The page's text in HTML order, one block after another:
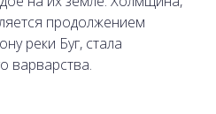
продолжением
реки Буг, стала
варварства.